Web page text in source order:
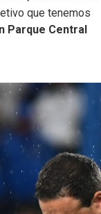
que tenemos
Parque Central